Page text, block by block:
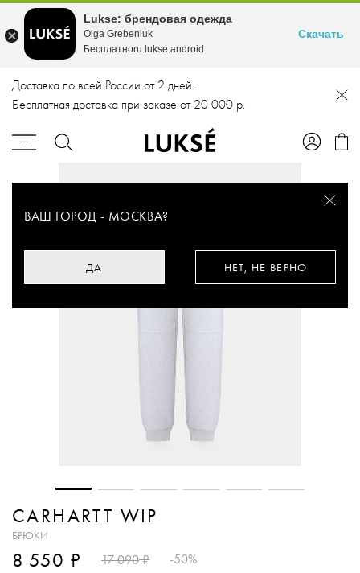
Доставка по всей России от 2 дней.
Бесплатная доставка при заказе от 20 000 р.
ВАШ ГОРОД - МОСКВА?
ДА НЕТ, НЕ ВЕРНО
CARHARTT WIP
БРЮКИ
8 550 ₽ 17 090₽ -50%
Lukse: брендовая одежда
Olga Grebeniuk
Бесплатноru.lukse.android
Скачать